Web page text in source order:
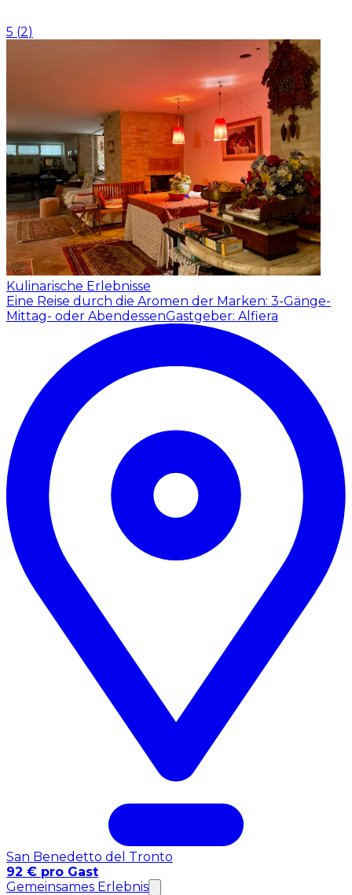
5 (2)
Kulinarische Erlebnisse
Eine Reise durch die Aromen der Marken: 3-Gänge-
Mittag- oder AbendessenGastgeber: Alfiera
San Benedetto del Tronto
92 € pro Gast
Gemeinsames Erlebnis